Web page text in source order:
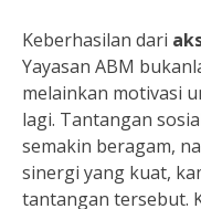
Keberhasilan dari
Yayasan ABM
melainkan motivasi
lagi. Tantangan
semakin beragam,
sinergi yang kuat,
tantangan tersebut.